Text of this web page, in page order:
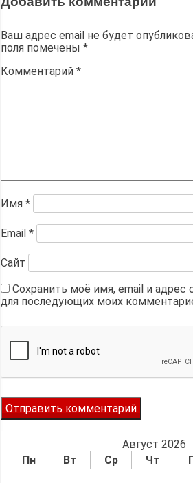
Ваш адрес email не будет
поля помечены *
Комментарий *
Имя *
Email *
Сайт
Сохранить моё имя, email и адрес
для последующих моих
Август 2026
Пн
Вт Ср Чт